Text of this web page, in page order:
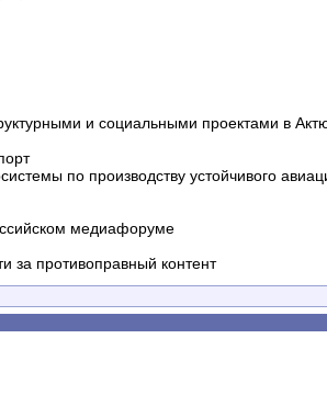
и социальными проектами в
по производству устойчивого
медиафоруме
за противоправный контент